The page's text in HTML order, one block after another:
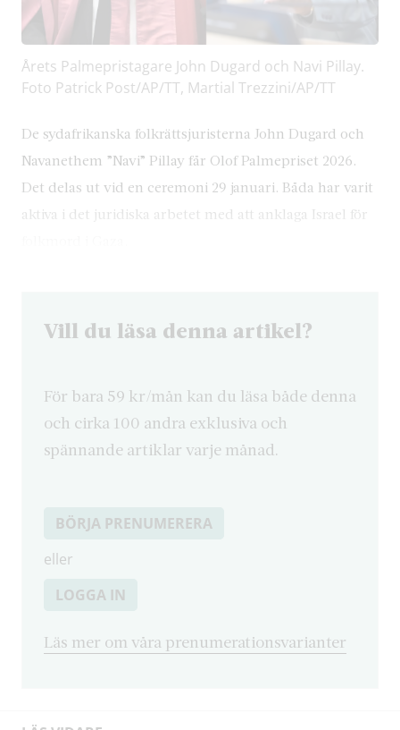
Årets Palmepristagare John Dugard och Navi Pillay.
Foto Patrick Post/AP/TT, Martial Trezzini/AP/TT
De sydafrikanska folkrättsjuristerna John Dugard och
Navanethem ”Navi” Pillay får Olof Palmepriset 2026.
Det delas ut vid en ceremoni 29 januari. Båda har varit
aktiva i det juridiska arbetet med att anklaga Israel för
Vill du läsa denna artikel?
För bara 59 kr/mån kan du läsa både denna
och cirka 100 andra exklusiva och
spännande artiklar varje månad.
BÖRJA PRENUMERERA
eller
LOGGA IN
Läs mer om våra prenumerationsvarianter